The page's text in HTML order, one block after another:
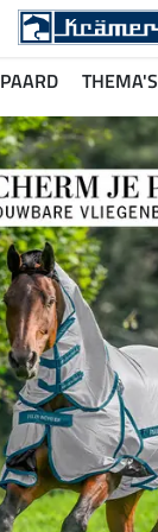
PAARD THEMA'S